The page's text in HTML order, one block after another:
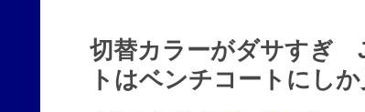
切替カラーがダサすぎ
トはベンチコートにし